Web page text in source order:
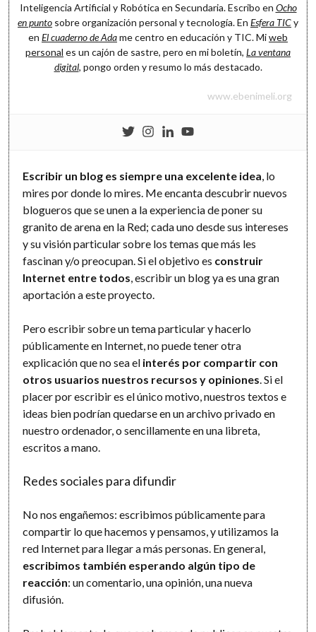
Inteligencia Artificial y Robótica en Secundaria. Escribo en Ocho
en punto sobre organización personal y tecnología. En Esfera TICy
en El cuaderno de Adame centro en educación y TIC. Miweb
personal es un cajón de sastre, pero en mi boletín, La ventana
digital, pongo orden y resumo lo más destacado.
www.ebenimeli.org
Escribir un blog es siempre una excelente idea, lo
mires por donde lo mires. Me encanta descubrir nuevos
blogueros que se unen a la experiencia de poner su
granito de arena en la Red; cada uno desde sus intereses
y su visión particular sobre los temas que más les
fascinan y/o preocupan. Si el objetivo es construir
Internet entre todos, escribir un blog ya es una gran
aportación a este proyecto.
Pero escribir sobre un tema particular y hacerlo
públicamente en Internet, no puede tener otra
explicación que no sea el interés por compartir con
otros usuarios nuestros recursos y opiniones. Si el
placer por escribir es el único motivo, nuestros textos e
ideas bien podrían quedarse en un archivo privado en
nuestro ordenador, o sencillamente en una libreta,
escritos a mano.
Redes sociales para difundir
No nos engañemos: escribimos públicamente para
compartir lo que hacemos y pensamos, y utilizamos la
red Internet para llegar a más personas. En general,
escribimos también esperando algún tipo de
reacción: un comentario, una opinión, una nueva
difusión.